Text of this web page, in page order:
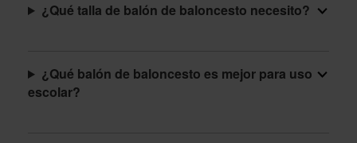
¿Qué talla de balón de baloncesto necesito?
¿Qué balón de baloncesto es mejor para uso
escolar?